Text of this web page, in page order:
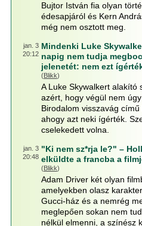
Bujtor István fia olyan
édesapjáról és Kern
még nem osztott meg.
jan. 3
20:12
Mindenki Luke
napig nem tudja
jelenetét: nem ezt
(Blikk)
A Luke Skywalkert alakító
azért, hogy végül nem
Birodalom visszavág
ahogy azt neki ígérték.
cselekedett volna.
jan. 3
20:48
"Ki nem sz*rja le?" –
elküldte a francba a
(Blikk)
Adam Driver két olyan
amelyekben olasz
Gucci-ház és a nemrég
meglepően sokan nem
nélkül elmenni, a színész